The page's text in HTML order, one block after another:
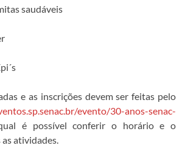
saudáveis
e as inscrições devem ser feitas pelo
evento/30-anos-senac-
é possível conferir o horário e o
atividades.